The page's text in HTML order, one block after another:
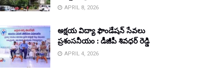
APRIL 8, 2026
అక్షయ విద్యా ఫౌండేషన్ సేవలు
ప్రశంసనీయం : డీజీపీ శివధర్ రెడ్డి
APRIL 4, 2026